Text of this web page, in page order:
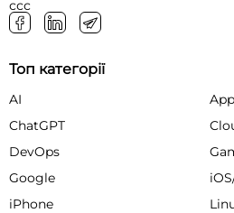
ссс
Топ категорії
AI
ChatGPT
DevOps
Google
iPhone